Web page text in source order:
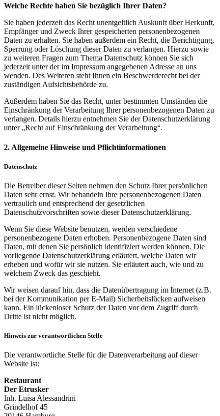
Welche Rechte haben Sie bezüglich Ihrer Daten?
Sie haben jederzeit das Recht unentgeltlich Auskunft über Herkunft,
Empfänger und Zweck Ihrer gespeicherten personenbezogenen
Daten zu erhalten. Sie haben außerdem ein Recht, die Berichtigung,
Sperrung oder Löschung dieser Daten zu verlangen. Hierzu sowie
zu weiteren Fragen zum Thema Datenschutz können Sie sich
jederzeit unter der im Impressum angegebenen Adresse an uns
wenden. Des Weiteren steht Ihnen ein Beschwerderecht bei der
zuständigen Aufsichtsbehörde zu.
Außerdem haben Sie das Recht, unter bestimmten Umständen die
Einschränkung der Verarbeitung Ihrer personenbezogenen Daten zu
verlangen. Details hierzu entnehmen Sie der Datenschutzerklärung
unter „Recht auf Einschränkung der Verarbeitung“.
2. Allgemeine Hinweise und Pflichtinformationen
Datenschutz
Die Betreiber dieser Seiten nehmen den Schutz Ihrer persönlichen
Daten sehr ernst. Wir behandeln Ihre personenbezogenen Daten
vertraulich und entsprechend der gesetzlichen
Datenschutzvorschriften sowie dieser Datenschutzerklärung.
Wenn Sie diese Website benutzen, werden verschiedene
personenbezogene Daten erhoben. Personenbezogene Daten sind
Daten, mit denen Sie persönlich identifiziert werden können. Die
vorliegende Datenschutzerklärung erläutert, welche Daten wir
erheben und wofür wir sie nutzen. Sie erläutert auch, wie und zu
welchem Zweck das geschieht.
Wir weisen darauf hin, dass die Datenübertragung im Internet (z.B.
bei der Kommunikation per E-Mail) Sicherheitslücken aufweisen
kann. Ein lückenloser Schutz der Daten vor dem Zugriff durch
Dritte ist nicht möglich.
Hinweis zur verantwortlichen Stelle
Die verantwortliche Stelle für die Datenverarbeitung auf dieser
Website ist:
Restaurant
Der Etrusker
Inh. Luisa Alessandrini
Grindelhof 45